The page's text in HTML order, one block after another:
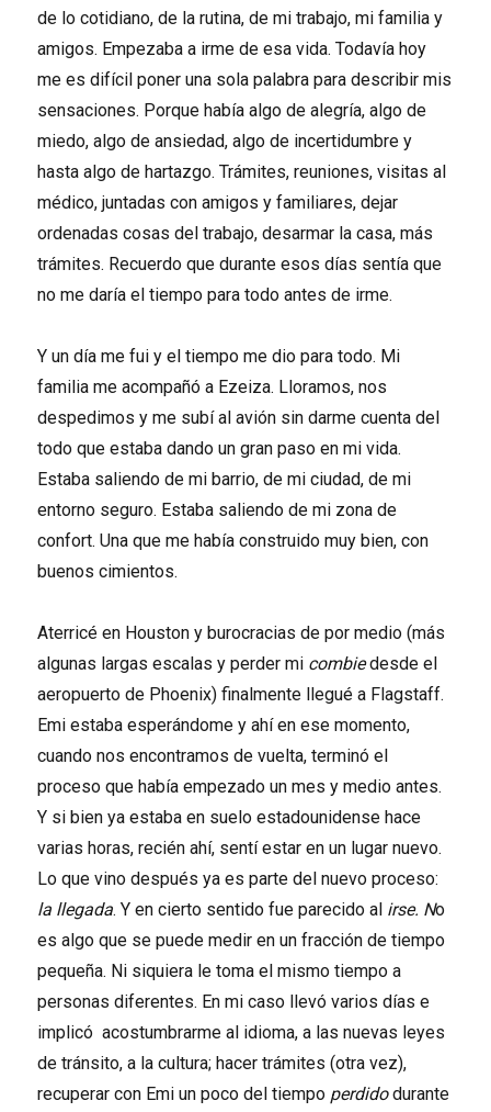
de lo cotidiano, de la rutina, de mi trabajo, mi familia y
amigos. Empezaba a irme de esa vida. Todavía hoy
me es difícil poner una sola palabra para describir mis
sensaciones. Porque había algo de alegría, algo de
miedo, algo de ansiedad, algo de incertidumbre y
hasta algo de hartazgo. Trámites, reuniones, visitas al
médico, juntadas con amigos y familiares, dejar
ordenadas cosas del trabajo, desarmar la casa, más
trámites. Recuerdo que durante esos días sentía que
no me daría el tiempo para todo antes de irme.
Y un día me fui y el tiempo me dio para todo. Mi
familia me acompañó a Ezeiza. Lloramos, nos
despedimos y me subí al avión sin darme cuenta del
todo que estaba dando un gran paso en mi vida.
Estaba saliendo de mi barrio, de mi ciudad, de mi
entorno seguro. Estaba saliendo de mi zona de
confort. Una que me había construido muy bien, con
buenos cimientos.
Aterricé en Houston y burocracias de por medio (más
algunas largas escalas y perder mi combiedesde el
aeropuerto de Phoenix) finalmente llegué a Flagstaff.
Emi estaba esperándome y ahí en ese momento,
cuando nos encontramos de vuelta, terminó el
proceso que había empezado un mes y medio antes.
Y si bien ya estaba en suelo estadounidense hace
varias horas, recién ahí, sentí estar en un lugar nuevo.
Lo que vino después ya es parte del nuevo proceso:
la llegada. Y en cierto sentido fue parecido al irse. No
es algo que se puede medir en un fracción de tiempo
pequeña. Ni siquiera le toma el mismo tiempo a
personas diferentes. En mi caso llevó varios días e
implicó acostumbrarme al idioma, a las nuevas leyes
de tránsito, a la cultura; hacer trámites (otra vez),
recuperar con Emi un poco del tiempo perdidodurante